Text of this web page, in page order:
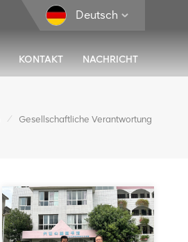
Deutsch
KONTAKT NACHRICHT
/ Gesellschaftliche Verantwortung